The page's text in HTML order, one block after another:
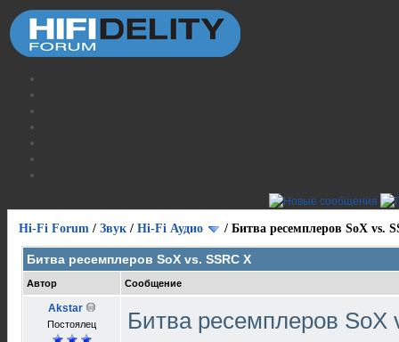
Hi-Fi Forum / Звук / Hi-Fi Аудио / Битва ресемплеров SoX vs.
Битва ресемплеров SoX vs. SSRC X
Автор Сообщение
Akstar
Постоялец
Битва ресемплеров